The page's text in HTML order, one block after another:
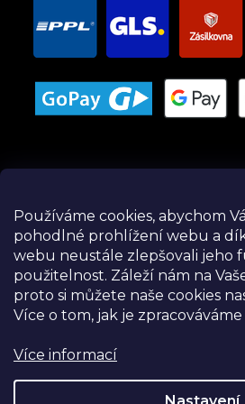
Používáme cookies, abychom
pohodlné prohlížení webu a
webu neustále zlepšovali jeho
použitelnost. Záleží nám na
proto si můžete naše cookies
Více o tom, jak je
Více informací
Instagram